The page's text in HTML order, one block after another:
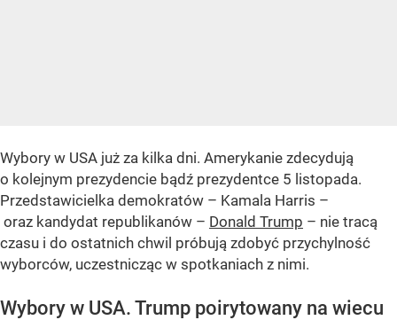
Wybory w USA już za kilka dni. Amerykanie zdecydują
o kolejnym prezydencie bądź prezydentce 5 listopada.
Przedstawicielka demokratów – Kamala Harris –
oraz kandydat republikanów – Donald Trump – nie tracą
czasu i do ostatnich chwil próbują zdobyć przychylność
wyborców, uczestnicząc w spotkaniach z nimi.
Wybory w USA. Trump poirytowany na wiecu